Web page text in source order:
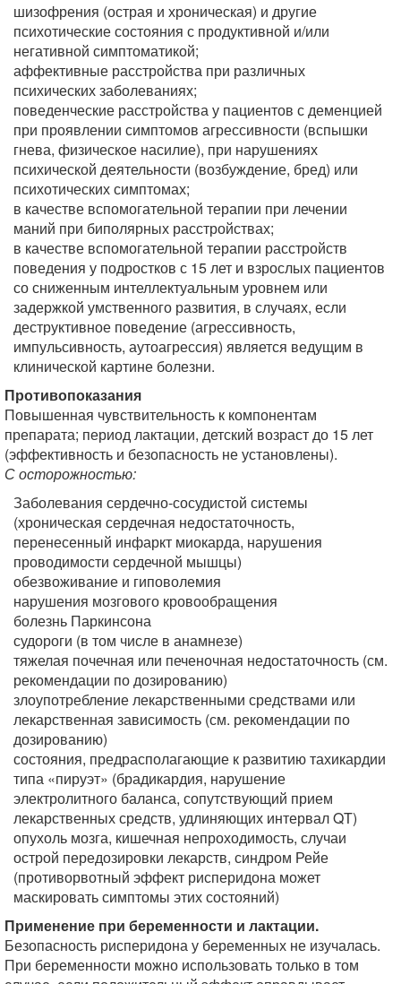
шизофрения (острая и хроническая) и другие
психотические состояния с продуктивной и/или
негативной симптоматикой;
аффективные расстройства при различных
психических заболеваниях;
поведенческие расстройства у пациентов с деменцией
при проявлении симптомов агрессивности (вспышки
гнева, физическое насилие), при нарушениях
психической деятельности (возбуждение, бред) или
психотических симптомах;
в качестве вспомогательной терапии при лечении
маний при биполярных расстройствах;
в качестве вспомогательной терапии расстройств
поведения у подростков с 15 лет и взрослых пациентов
со сниженным интеллектуальным уровнем или
задержкой умственного развития, в случаях, если
деструктивное поведение (агрессивность,
импульсивность, аутоагрессия) является ведущим в
клинической картине болезни.
Противопоказания
Повышенная чувствительность к компонентам
препарата; период лактации, детский возраст до 15 лет
(эффективность и безопасность не установлены).
С осторожностью:
Заболевания сердечно-сосудистой системы
(хроническая сердечная недостаточность,
перенесенный инфаркт миокарда, нарушения
проводимости сердечной мышцы)
обезвоживание и гиповолемия
нарушения мозгового кровообращения
болезнь Паркинсона
судороги (в том числе в анамнезе)
тяжелая почечная или печеночная недостаточность (см.
рекомендации по дозированию)
злоупотребление лекарственными средствами или
лекарственная зависимость (см. рекомендации по
дозированию)
состояния, предрасполагающие к развитию тахикардии
типа «пируэт» (брадикардия, нарушение
электролитного баланса, сопутствующий прием
лекарственных средств, удлиняющих интервал QT)
опухоль мозга, кишечная непроходимость, случаи
острой передозировки лекарств, синдром Рейе
(противорвотный эффект рисперидона может
маскировать симптомы этих состояний)
Применение при беременности и лактации.
Безопасность рисперидона у беременных не изучалась.
При беременности можно использовать только в том